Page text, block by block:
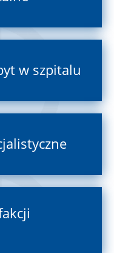
w szpitalu